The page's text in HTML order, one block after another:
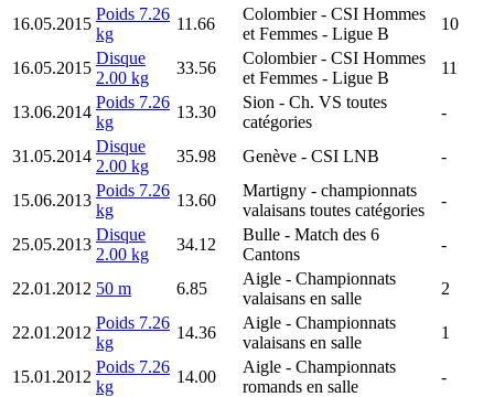
16.05.2015
Poids 7.26
kg
11.66
Colombier- CSI Hommes
et Femmes - Ligue B
10
16.05.2015
Disque
2.00 kg
33.56
Colombier- CSI Hommes
et Femmes - Ligue B
11
13.06.2014
Poids 7.26
kg
13.30
Sion - Ch. VS toutes
catégories
-
31.05.2014
Disque
2.00 kg
35.98 Genève - CSI LNB -
15.06.2013
Poids 7.26
kg
13.60
Martigny - championnats
valaisans toutes catégories
-
25.05.2013
Disque
2.00 kg
34.12
Bulle - Match des 6
Cantons
-
22.01.2012 50 m 6.85
Aigle - Championnats
valaisans en salle
2
22.01.2012
Poids 7.26
kg
14.36
Aigle - Championnats
valaisans en salle
1
15.01.2012
Poids 7.26
kg
14.00
Aigle - Championnats
romands en salle
-